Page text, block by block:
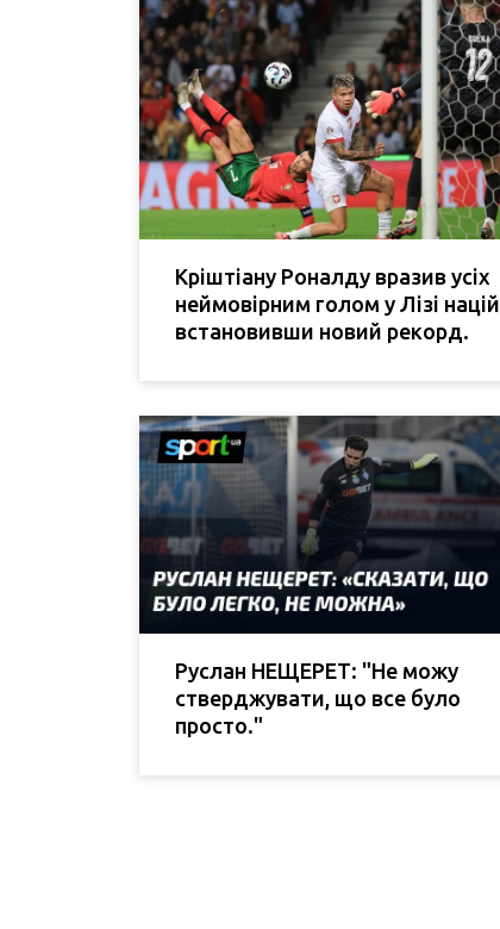
Кріштіану Роналду вразив усіх
неймовірним голом у Лізі націй,
встановивши новий рекорд.
Руслан НЕЩЕРЕТ: "Не можу
стверджувати, що все було
просто."